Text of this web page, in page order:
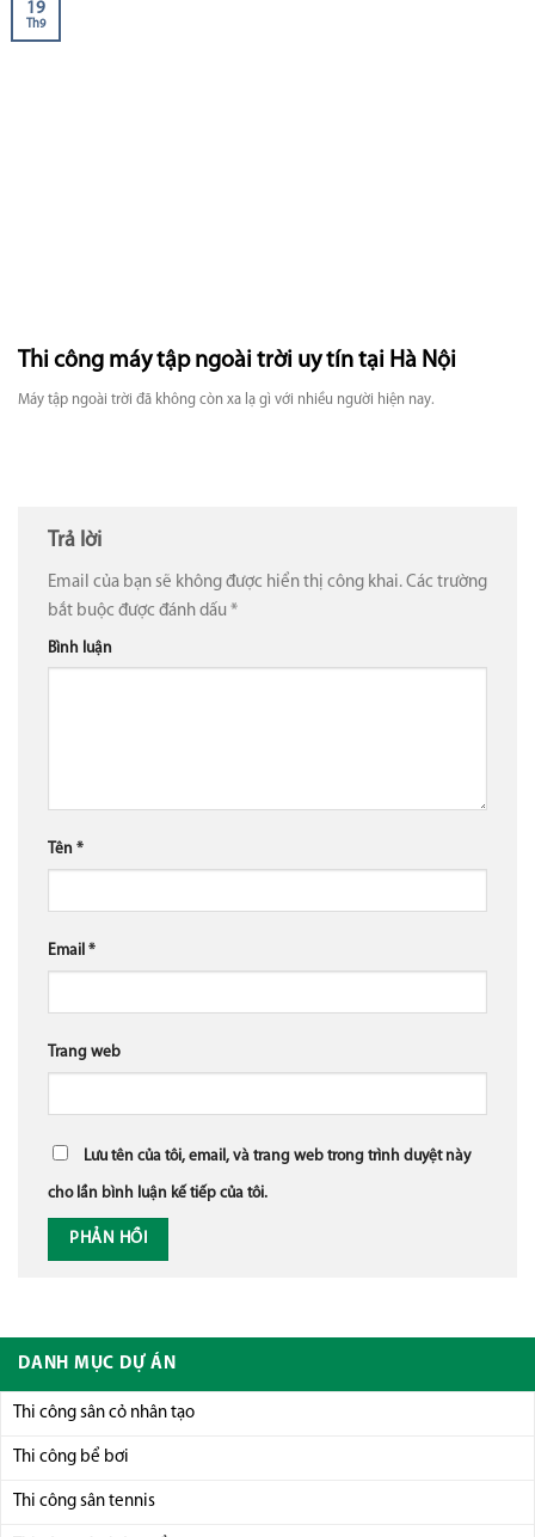
Thi công máy tập ngoài trời uy tín tại Hà Nội
Máy tập ngoài trời đã không còn xa lạ gì với nhiều người hiện nay.
19
Th9
Trả lời
Email của bạn sẽ không được hiển thị công khai. Các trường
bắt buộc được đánh dấu *
Bình luận
Tên *
Email *
Trang web
Lưu tên của tôi, email, và trang web trong trình duyệt này
cho lần bình luận kế tiếp của tôi.
DANH MỤC DỰ ÁN
Thi công sân cỏ nhân tạo
Thi công bể bơi
Thi công sân tennis